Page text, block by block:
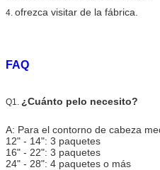
4. ofrezca visitar de la fábrica.
FAQ
Q1. ¿Cuánto pelo necesito?
A: Para el contorno de cabeza
12" - 14": 3 paquetes
16" - 22": 3 paquetes
24" - 28": 4 paquetes o más